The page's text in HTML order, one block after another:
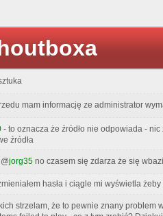
mam informację ze administrator
- to oznacza że źródło nie odpowiada -
źródła
@jorg35 no czasem się zdarza że się
hasła i ciągle mi wyświetla
strzelam, że to pewnie znany problem